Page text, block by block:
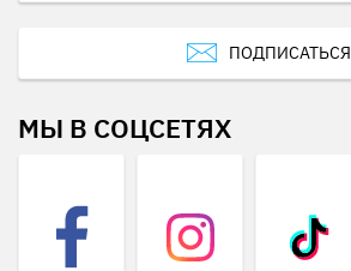
ПОДПИСАТЬСЯ
МЫ В СОЦСЕТЯХ